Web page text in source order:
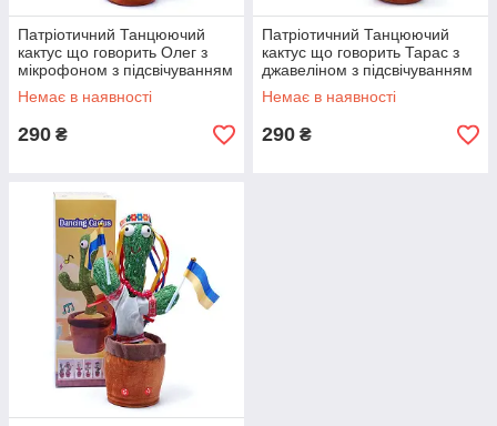
Патріотичний Танцюючий
кактус що говорить Олег з
мікрофоном з підсвічуванням
32 см співає (Без цензури)
повторюшка USB зарядка
Немає в наявності
290 ₴
Патріотичний Танцюючий
кактус що говорить Тарас з
джавеліном з підсвічуванням
32 см співає (Без цензури)
повторюшка USB зарядка
Немає в наявності
290 ₴